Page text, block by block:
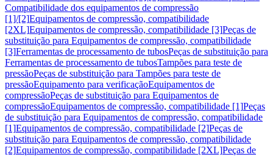
Compatibilidade dos equipamentos de compressão
[1]/[2]Equipamentos de compressão, compatibilidade
[2XL]Equipamentos de compressão, compatibilidade [3]Peças de
substituição para Equipamentos de compressão, compatibilidade
[3]Ferramentas de processamento de tubosPeças de substituição para
Ferramentas de processamento de tubosTampões para teste de
pressãoPeças de substituição para Tampões para teste de
pressãoEquipamento para verificaçãoEquipamentos de
compressãoPeças de substituição para Equipamentos de
compressãoEquipamentos de compressão, compatibilidade [1]Peças
de substituição para Equipamentos de compressão, compatibilidade
[1]Equipamentos de compressão, compatibilidade [2]Peças de
substituição para Equipamentos de compressão, compatibilidade
[2]Equipamentos de compressão, compatibilidade [2XL]Peças de